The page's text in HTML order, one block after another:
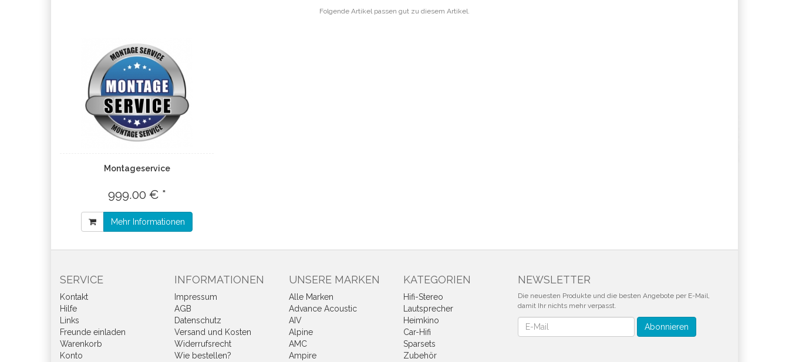
Folgende Artikel passen gut zu diesem Artikel.
Montageservice
999.00 € *
Mehr Informationen
SERVICE
Kontakt
Hilfe
Links
Freunde einladen
Warenkorb
Konto
INFORMATIONEN
Impressum
AGB
Datenschutz
Versand und Kosten
Widerrufsrecht
Wie bestellen?
UNSERE MARKEN
Alle Marken
Advance Acoustic
AIV
Alpine
AMC
Ampire
KATEGORIEN
Hifi-Stereo
Lautsprecher
Heimkino
Car-Hifi
Sparsets
Zubehör
NEWSLETTER
Die neuesten Produkte und die besten Angebote per E-Mail,
damit Ihr nichts mehr verpasst.
Newsletter Abonnieren